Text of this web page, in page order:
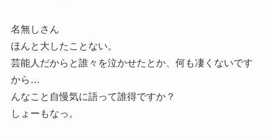
名無しさん
ほんと大したことない。
芸能人だからと誰々を泣かせたとか、何も凄くないです
から…
んなこと自慢気に語って誰得ですか？
しょーもなっ。